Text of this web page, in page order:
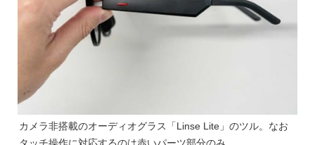
カメラ非搭載のオーディオグラス「Linse Lite」のツル。なお
タッチ操作に対応するのは赤いパーツ部分のみ